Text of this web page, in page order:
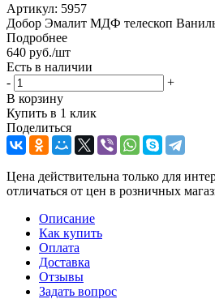
Артикул: 5957
Добор Эмалит МДФ телескоп
Подробнее
640 руб./шт
Есть в наличии
-
+
В корзину
Купить в 1 клик
Поделиться
Цена действительна только для
отличаться от цен в розничных
Описание
Как купить
Оплата
Доставка
Отзывы
Задать вопрос